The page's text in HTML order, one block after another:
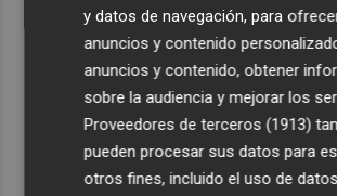
y datos de navegación, para
anuncios y contenido
anuncios y contenido, obtener
sobre la audiencia y mejorar los
Proveedores de terceros (1913)
pueden procesar sus datos para
otros fines, incluido el uso de